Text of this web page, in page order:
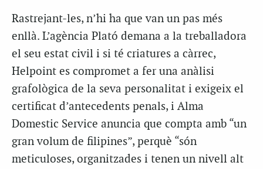
Rastrejant-les, n’hi ha que van un pas més
enllà. L’agència Plató demana a la treballadora
el seu estat civil i si té criatures a càrrec,
Helpoint es compromet a fer una anàlisi
grafològica de la seva personalitat i exigeix el
certificat d’antecedents penals, i Alma
Domestic Service anuncia que compta amb “un
gran volum de filipines”, perquè “són
meticuloses, organitzades i tenen un nivell alt